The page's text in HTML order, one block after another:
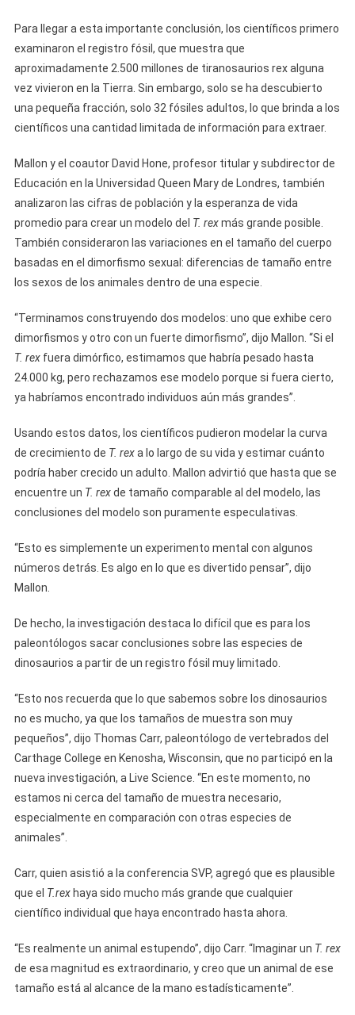
Para llegar a esta importante conclusión, los científicos primero
examinaron el registro fósil, que muestra que
aproximadamente 2.500 millones de tiranosaurios rex alguna
vez vivieron en la Tierra. Sin embargo, solo se ha descubierto
una pequeña fracción, solo 32 fósiles adultos, lo que brinda a los
científicos una cantidad limitada de información para extraer.
Mallon y el coautor David Hone, profesor titular y subdirector de
Educación en la Universidad Queen Mary de Londres, también
analizaron las cifras de población y la esperanza de vida
promedio para crear un modelo del T. rexmás grande posible.
También consideraron las variaciones en el tamaño del cuerpo
basadas en el dimorfismo sexual: diferencias de tamaño entre
los sexos de los animales dentro de una especie.
“Terminamos construyendo dos modelos: uno que exhibe cero
dimorfismos y otro con un fuerte dimorfismo”, dijo Mallon. “Si el
T. rexfuera dimórfico, estimamos que habría pesado hasta
24.000 kg, pero rechazamos ese modelo porque si fuera cierto,
ya habríamos encontrado individuos aún más grandes”.
Usando estos datos, los científicos pudieron modelar la curva
de crecimiento de T. rexa lo largo de su vida y estimar cuánto
podría haber crecido un adulto. Mallon advirtió que hasta que se
encuentre un T. rexde tamaño comparable al del modelo, las
conclusiones del modelo son puramente especulativas.
“Esto es simplemente un experimento mental con algunos
números detrás. Es algo en lo que es divertido pensar”, dijo
Mallon.
De hecho, la investigación destaca lo difícil que es para los
paleontólogos sacar conclusiones sobre las especies de
dinosaurios a partir de un registro fósil muy limitado.
“Esto nos recuerda que lo que sabemos sobre los dinosaurios
no es mucho, ya que los tamaños de muestra son muy
pequeños”, dijo Thomas Carr, paleontólogo de vertebrados del
Carthage College en Kenosha, Wisconsin, que no participó en la
nueva investigación, a Live Science. “En este momento, no
estamos ni cerca del tamaño de muestra necesario,
especialmente en comparación con otras especies de
animales”.
Carr, quien asistió a la conferencia SVP, agregó que es plausible
que el T.rexhaya sido mucho más grande que cualquier
científico individual que haya encontrado hasta ahora.
“Es realmente un animal estupendo”, dijo Carr. “Imaginar un T. rex
de esa magnitud es extraordinario, y creo que un animal de ese
tamaño está al alcance de la mano estadísticamente”.